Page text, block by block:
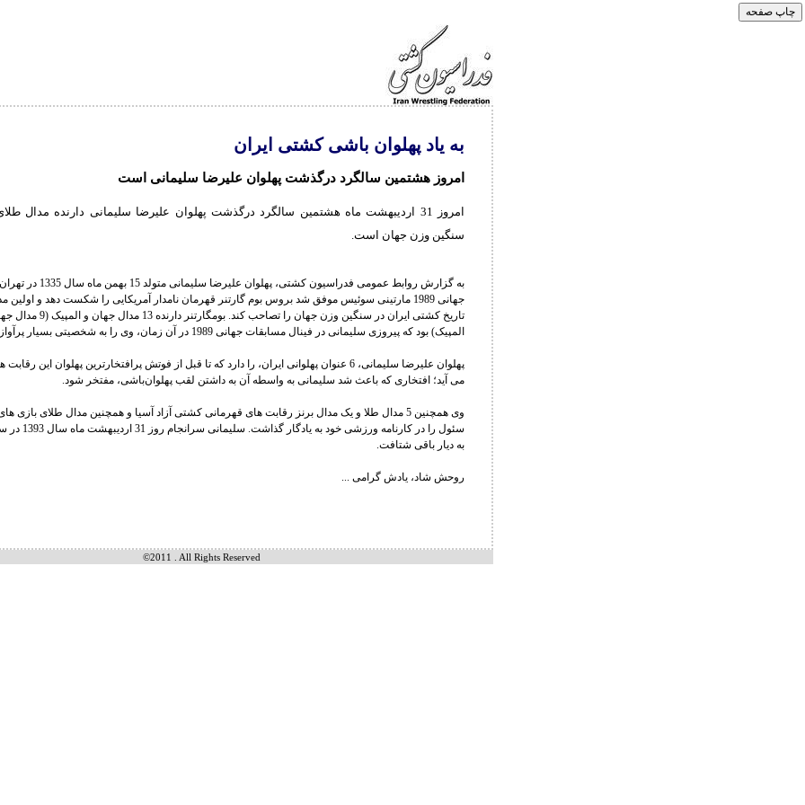
به یاد پهلوان باشی کشتی ایران
امروز هشتمین سالگرد درگذشت پهلوان علیرضا سلیمانی است
امروز 31 اردیبهشت ماه هشتمین سالگرد درگذشت پهلوان علیرضا سلیمانی دارنده مدال
سنگین وزن جهان است.
به گزارش روابط عمومی فدراسیون کشتی،
جهانی 1989 مارتینی سوئیس موفق شد بروس بوم گارتنر قهرمان نامدار آمریکایی را شکست دهد و اولین
المپیک) بود که پیروزی سلیمانی در فینال مسابقات جهانی 1989 در آن زمان، وی را به شخصیتی بسیار پرآوازه تبدیل کرد.
پهلوان علیرضا سلیمانی، 6 عنوان پهلوانی ایران، را دارد که تا قبل از فوتش پرافتخارترین پهلوان این
می آید؛ افتخاری که باعث شد سلیمانی به واسطه آن به داشتن لقب پهلوان‌باشی، مفتخر شود.
به دیار باقی شتافت.
روحش شاد، یادش گرامی ...
©2011 . All Rights Reserved